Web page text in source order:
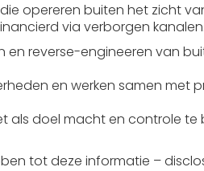
die opereren buiten het zicht
via verborgen kanalen.
en reverse-engineeren van
en werken samen met
als doel macht en controle te
tot deze informatie –